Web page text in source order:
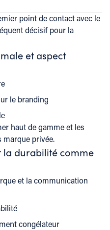
point de contact avec le
décisif pour la
et aspect
le branding
haut de gamme et les
marque privée.
durabilité comme
et la communication
congélateur